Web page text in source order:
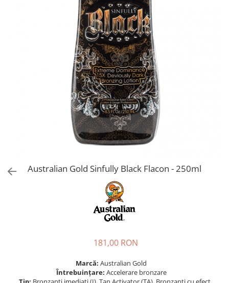
Australian Gold Sinfully Black Flacon - 250ml
181,00 RON
Marcă: Australian Gold
Întrebuințare: Accelerare bronzare